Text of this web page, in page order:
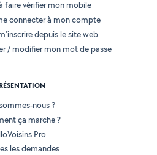
faire vérifier mon mobile
connecter à mon compte
depuis le site web
/ modifier mon mot de passe
nous ?
ça marche ?
Pro
les demandes